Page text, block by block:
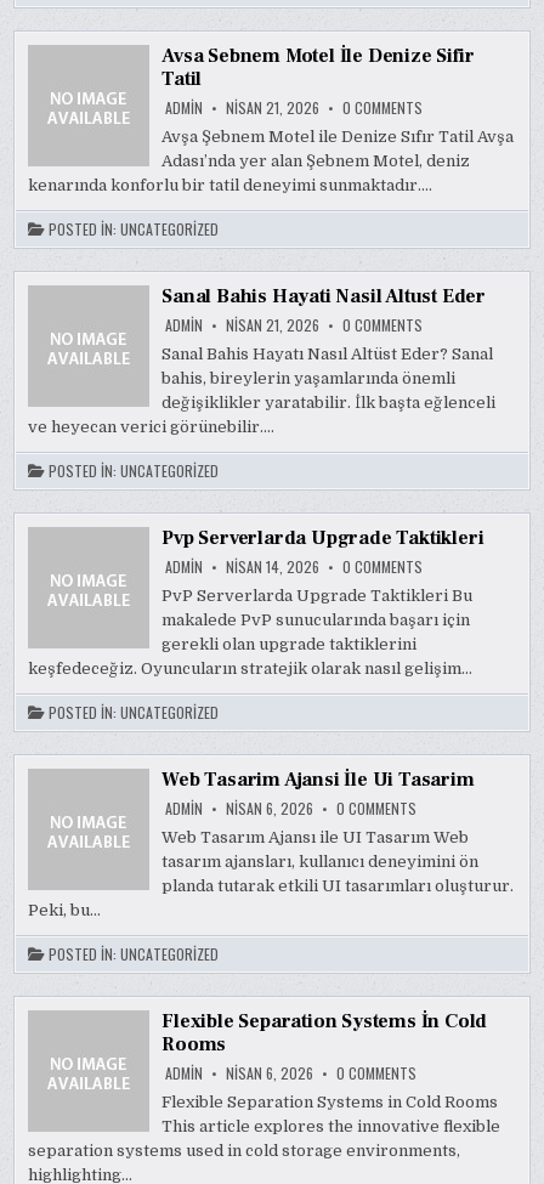
Avsa Sebnem Motel İle Denize Sifir
Tatil
ADMIN NISAN 21, 2026 0 COMMENTS
SEBNEM
MOTEL
İLE
SIFIR
TATIL
Avşa Şebnem Motel ile Denize Sıfır Tatil Avşa
Adası’nda yer alan Şebnem Motel, deniz
kenarında konforlu bir tatil deneyimi sunmaktadır….
POSTED IN:UNCATEGORIZED
Sanal Bahis Hayati Nasil Altust Eder
ADMIN NISAN 21, 2026 0 COMMENTS
BAHIS
HAYATI
NASIL
ALTUST
EDER
Sanal Bahis Hayatı Nasıl Altüst Eder? Sanal
bahis, bireylerin yaşamlarında önemli
değişiklikler yaratabilir. İlk başta eğlenceli
ve heyecan verici görünebilir….
POSTED IN:UNCATEGORIZED
Pvp Serverlarda Upgrade Taktikleri
ADMIN NISAN 14, 2026 0 COMMENTS
SERVERLARDA
UPGRADE
TAKTIKLERI
PvP Serverlarda Upgrade Taktikleri Bu
makalede PvP sunucularında başarı için
gerekli olan upgrade taktiklerini
keşfedeceğiz. Oyuncuların stratejik olarak nasıl gelişim…
POSTED IN:UNCATEGORIZED
Web Tasarim Ajansi İle Ui Tasarim
ADMIN NISAN 6, 2026 0 COMMENTS
TASARIM
AJANSI
İLE
UI
TASARIM
Web Tasarım Ajansı ile UI Tasarım Web
tasarım ajansları, kullanıcı deneyimini ön
planda tutarak etkili UI tasarımları oluşturur.
Peki, bu…
POSTED IN:UNCATEGORIZED
Flexible Separation Systems İn Cold
Rooms
ADMIN NISAN 6, 2026 0 COMMENTS
SEPARATION
SYSTEMS
İN
COLD
ROOMS
Flexible Separation Systems in Cold Rooms
This article explores the innovative flexible
separation systems used in cold storage environments,
highlighting…